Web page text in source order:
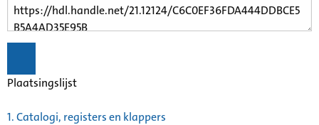
Plaatsingslijst
1.Catalogi, registers en klappers